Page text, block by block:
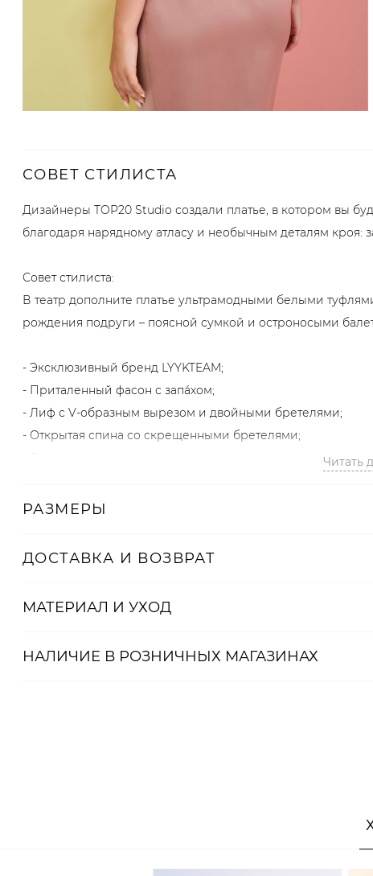
СОВЕТ СТИЛИСТА
Дизайнеры TOP20 Studio создали платье, в котором вы
благодаря нарядному атласу и необычным деталям кроя:
Совет стилиста:
В театр дополните платье ультрамодными белыми
рождения подруги – поясной сумкой и остроносыми
- Эксклюзивный бренд LYYKTEAM;
- Приталенный фасон с запáхом;
- Лиф с V-образным вырезом и двойными бретелями;
- Открытая спина со скрещенными бретелями;
Образ
На Юле размер XS, параметры 87/64/88, рост 172 см.
Читать
РАЗМЕРЫ
ДОСТАВКА И ВОЗВРАТ
МАТЕРИАЛ И УХОД
НАЛИЧИЕ В РОЗНИЧНЫХ МАГАЗИНАХ